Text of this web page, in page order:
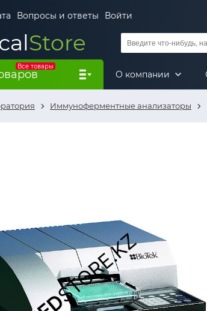
Вопросы и ответы Войти
Store
Все товары
О компании
Иммуноферментные анализаторы